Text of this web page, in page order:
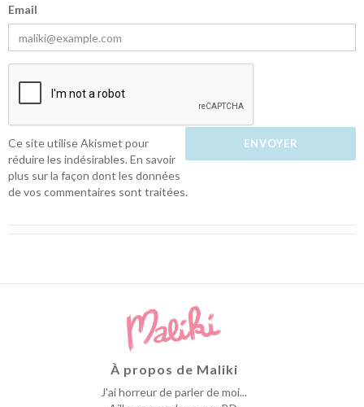
Email
Ce site utilise Akismet pour
réduire les indésirables.En savoir
plus sur la façon dont les données
de vos commentaires sont traitées.
À propos de Maliki
J'ai horreur de parler de moi...